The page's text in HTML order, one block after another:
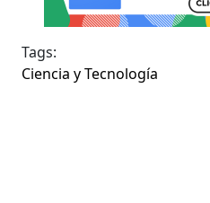
Tags:
Ciencia y Tecnología